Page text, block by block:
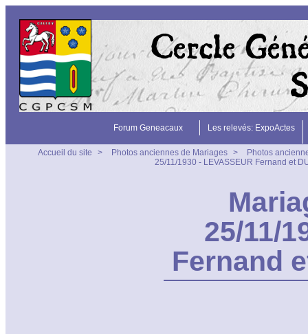
Forum Geneacaux Les relevés: ExpoActes
Accueil du site > Photos anciennes de Mariages >
Photos
25/11/1930 - LEVASSEUR Fernand et
25/11/
Fernand